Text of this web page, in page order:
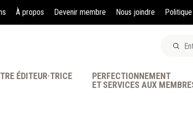
À propos Devenir membre Nous joindre
ÉDITEUR·TRICE
PERFECTIONNEMENT
ET SERVICES AUX